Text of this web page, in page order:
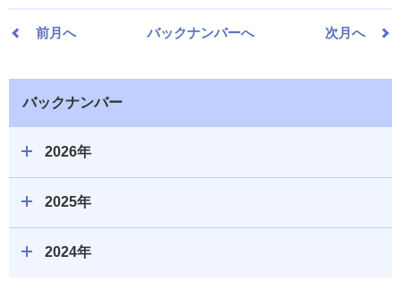
前月へ バックナンバーへ 次月へ
バックナンバー
2026年
2025年
2024年